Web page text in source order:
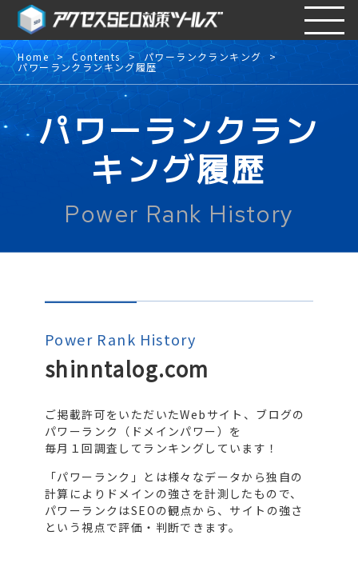
Home Contents パワーランクランキング
パワーランクランキング履歴
パワーランクラン
キング履歴
Power Rank History
Power Rank History
shinntalog.com
ご掲載許可をいただいたWebサイト、ブログの
パワーランク（ドメインパワー）を
毎月１回調査してランキングしています！
「パワーランク」とは様々なデータから独自の
計算によりドメインの強さを計測したもので、
パワーランクはSEOの観点から、サイトの強さ
という視点で評価・判断できます。